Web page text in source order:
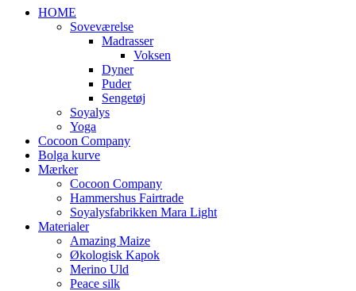
HOME
Soveværelse
Madrasser
Voksen
Dyner
Puder
Sengetøj
Soyalys
Yoga
Cocoon Company
Bolga kurve
Mærker
Cocoon Company
Hammershus Fairtrade
Soyalysfabrikken Mara Light
Materialer
Amazing Maize
Økologisk Kapok
Merino Uld
Peace silk